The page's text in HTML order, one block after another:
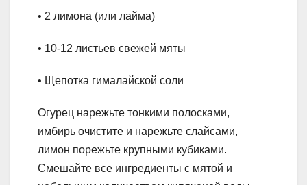
• 2 лимона (или лайма)
• 10-12 листьев свежей мяты
• Щепотка гималайской соли
Огурец нарежьте тонкими полосками,
имбирь очистите и нарежьте слайсами,
лимон порежьте крупными кубиками.
Смешайте все ингредиенты с мятой и